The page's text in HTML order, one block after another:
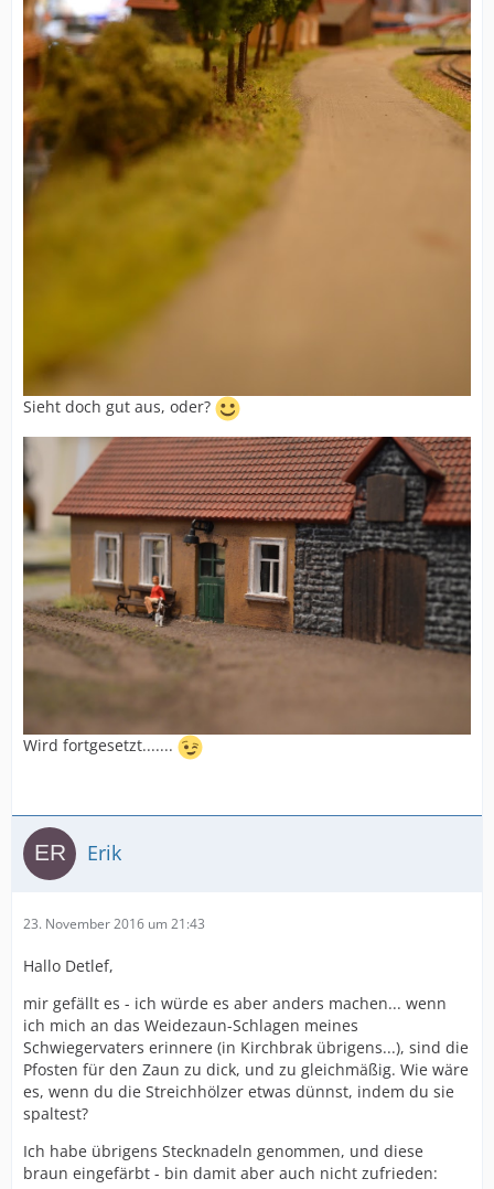
Sieht doch gut aus, oder?
Wird fortgesetzt.......
Erik
23. November 2016 um 21:43
Hallo Detlef,
mir gefällt es - ich würde es aber anders machen... wenn
ich mich an das Weidezaun-Schlagen meines
Schwiegervaters erinnere (in Kirchbrak übrigens...), sind die
Pfosten für den Zaun zu dick, und zu gleichmäßig. Wie wäre
es, wenn du die Streichhölzer etwas dünnst, indem du sie
spaltest?
Ich habe übrigens Stecknadeln genommen, und diese
braun eingefärbt - bin damit aber auch nicht zufrieden: